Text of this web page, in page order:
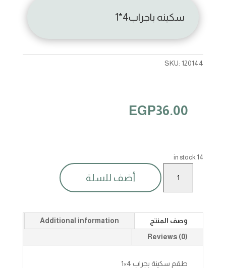
سكينه باجراب4*1
SKU:120144
EGP36.00
14 in stock
أضف للسلة
وصف المنتج
Additional information
Reviews (0)
طقم سكينة بجراب 4×1